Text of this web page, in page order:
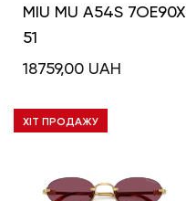
MIU MU A54S 7OE90X
51
18759,00 UAH
ХІТ ПРОДАЖУ